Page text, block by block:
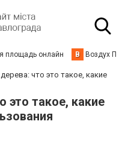
площадь онлайн В Воздух
что это такое, какие
такое, какие